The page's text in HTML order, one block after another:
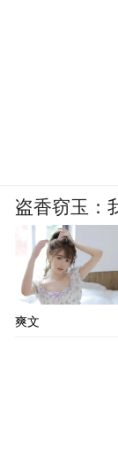
盗香窃玉：
爽文